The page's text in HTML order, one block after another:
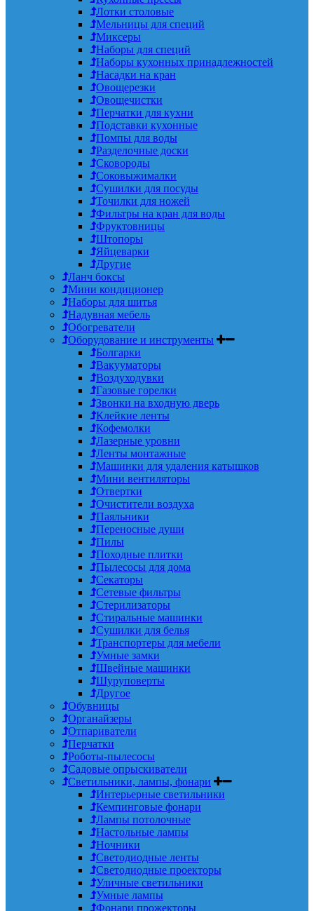
Лотки столовые
Мельницы для специй
Миксеры
Наборы для специй
Наборы кухонных принадлежностей
Насадки на кран
Овощерезки
Овощечистки
Перчатки для кухни
Подставки кухонные
Помпы для воды
Разделочные доски
Сковороды
Соковыжималки
Сушилки для посуды
Точилки для ножей
Фильтры на кран для воды
Фруктовницы
Штопоры
Яйцеварки
Другие
Ланч боксы
Мини кондиционер
Наборы для шитья
Надувная мебель
Обогреватели
Оборудование и инструменты
Болгарки
Вакууматоры
Воздуходувки
Газовые горелки
Звонки на входную дверь
Клейкие ленты
Кофемолки
Лазерные уровни
Ленты монтажные
Машинки для удаления катышков
Мини вентиляторы
Отвертки
Очистители воздуха
Паяльники
Переносные души
Пилы
Походные плитки
Пылесосы для дома
Секаторы
Сетевые фильтры
Стерилизаторы
Стиральные машинки
Сушилки для белья
Транспортеры для мебели
Умные замки
Швейные машинки
Шуруповерты
Другое
Обувницы
Органайзеры
Отпариватели
Перчатки
Роботы-пылесосы
Садовые опрыскиватели
Светильники, лампы, фонари
Интерьерные светильники
Кемпинговые фонари
Лампы потолочные
Настольные лампы
Ночники
Светодиодные ленты
Светодиодные проекторы
Уличные светильники
Умные лампы
Фонари прожекторы